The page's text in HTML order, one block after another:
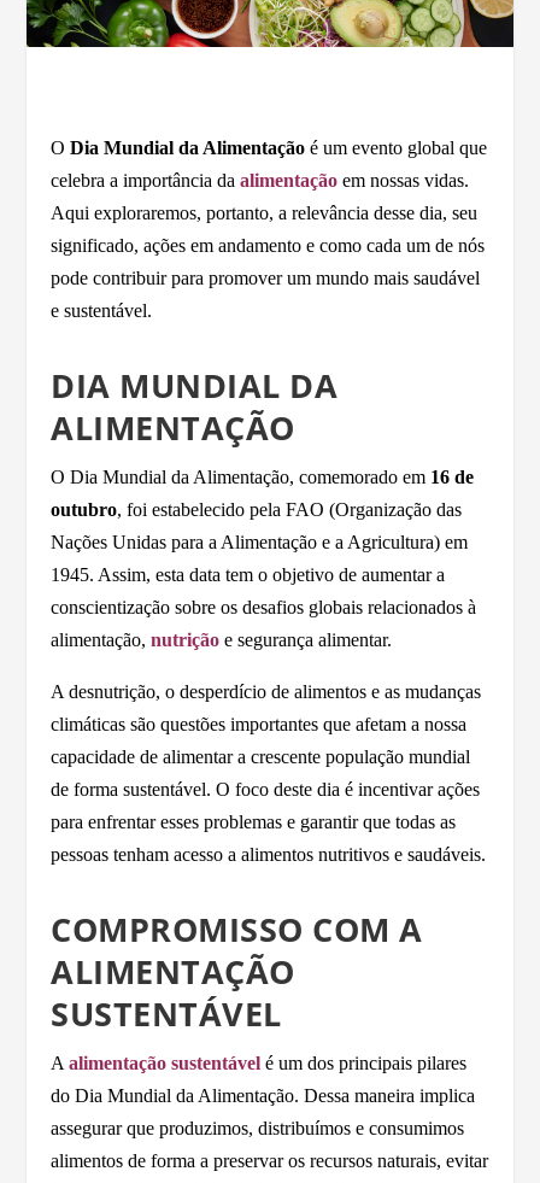
ODia Mundial da Alimentação é um evento global que
celebra a importância daalimentação em nossas vidas.
Aqui exploraremos, portanto, a relevância desse dia, seu
significado, ações em andamento e como cada um de nós
pode contribuir para promover um mundo mais saudável
e sustentável.
DIA MUNDIAL DA
ALIMENTAÇÃO
O Dia Mundial da Alimentação, comemorado em 16 de
outubro, foi estabelecido pela FAO (Organização das
Nações Unidas para a Alimentação e a Agricultura) em
1945. Assim, esta data tem o objetivo de aumentar a
conscientização sobre os desafios globais relacionados à
alimentação,nutrição e segurança alimentar.
A desnutrição, o desperdício de alimentos e as mudanças
climáticas são questões importantes que afetam a nossa
capacidade de alimentar a crescente população mundial
de forma sustentável. O foco deste dia é incentivar ações
para enfrentar esses problemas e garantir que todas as
pessoas tenham acesso a alimentos nutritivos e saudáveis.
COMPROMISSO COM A
ALIMENTAÇÃO
SUSTENTÁVEL
Aalimentação sustentável é um dos principais pilares
do Dia Mundial da Alimentação. Dessa maneira implica
assegurar que produzimos, distribuímos e consumimos
alimentos de forma a preservar os recursos naturais, evitar